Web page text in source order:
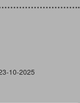
10-2025